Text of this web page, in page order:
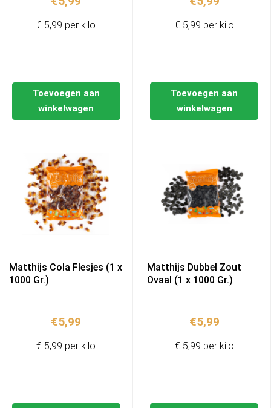
Toevoegen aan
winkelwagen
€ 5,99 per kilo
Toevoegen aan
winkelwagen
€ 5,99 per kilo
Matthijs Cola Flesjes (1 x
1000 Gr.)
€5,99
€ 5,99 per kilo
Matthijs Dubbel Zout
Ovaal (1 x 1000 Gr.)
€5,99
€ 5,99 per kilo